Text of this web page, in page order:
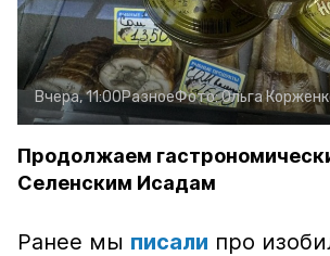
Вчера, 11:00РазноеФото:Ольга
Продолжаем
Селенским Исадам
Ранее мы писали про